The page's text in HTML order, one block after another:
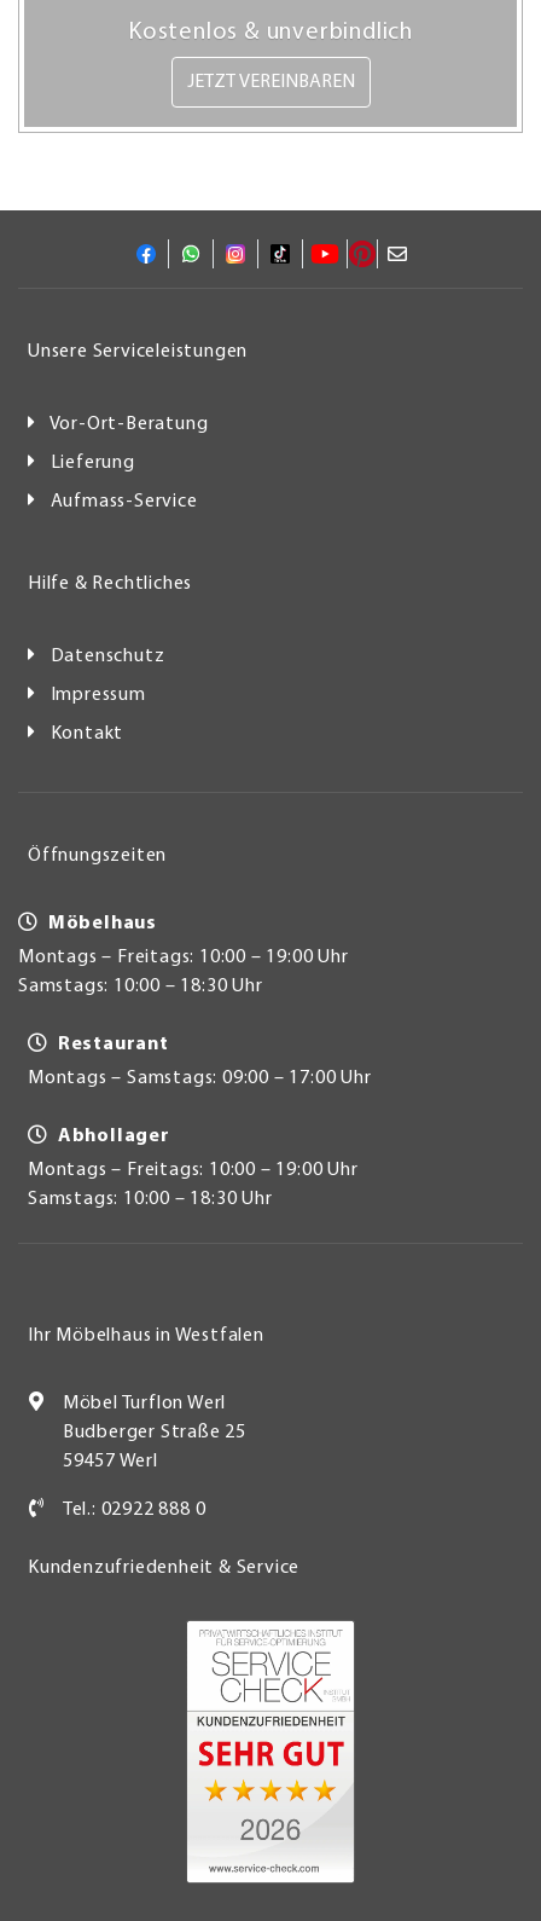
Kostenlos & unverbindlich
JETZT VEREINBAREN
Unsere Serviceleistungen
Vor-Ort-Beratung
Lieferung
Aufmass-Service
Hilfe & Rechtliches
Datenschutz
Impressum
Kontakt
Öffnungszeiten
Möbelhaus
Montags – Freitags: 10:00 – 19:00 Uhr
Samstags: 10:00 – 18:30 Uhr
Restaurant
Montags – Samstags: 09:00 – 17:00 Uhr
Abhollager
Montags – Freitags: 10:00 – 19:00 Uhr
Samstags: 10:00 – 18:30 Uhr
Ihr Möbelhaus in Westfalen
Möbel Turflon Werl
Budberger Straße 25
59457 Werl
Tel.: 02922 888 0
Kundenzufriedenheit & Service